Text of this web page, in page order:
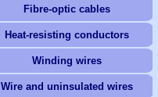
Fibre-optic cables
Heat-resisting conductors
Winding wires
Wire and uninsulated wires